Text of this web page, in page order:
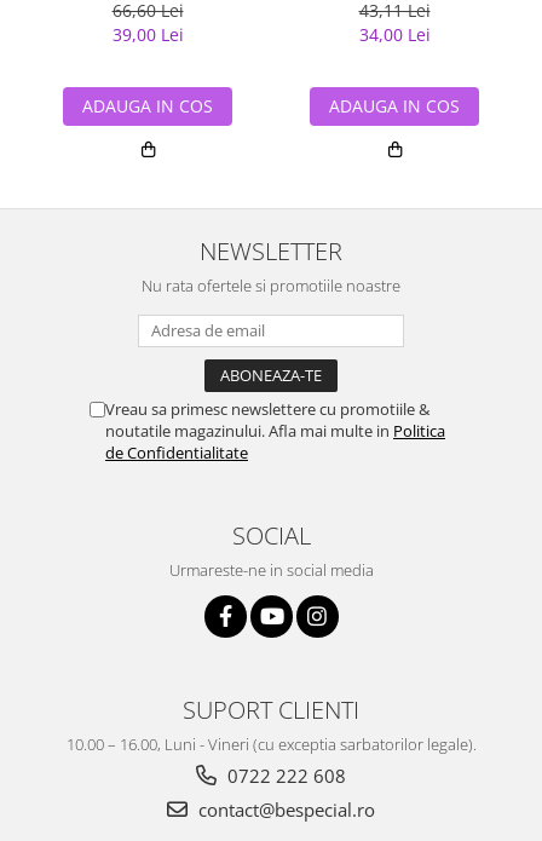
66,60 Lei
39,00 Lei
ADAUGA IN COS
43,11 Lei
34,00 Lei
ADAUGA IN COS
NEWSLETTER
Nu rata ofertele si promotiile noastre
Vreau sa primesc newslettere cu promotiile &
noutatile magazinului. Afla mai multe in Politica
de Confidentialitate
SOCIAL
Urmareste-ne in social media
SUPORT CLIENTI
10.00 – 16.00, Luni - Vineri (cu exceptia sarbatorilor legale).
0722 222 608
contact@bespecial.ro